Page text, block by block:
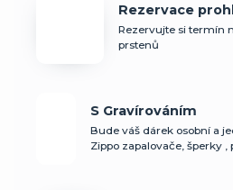
Rezervace
Rezervujte si termín
prstenů
S Gravírováním
Bude váš dárek osobní a
Zippo zapalovače, šperky ,